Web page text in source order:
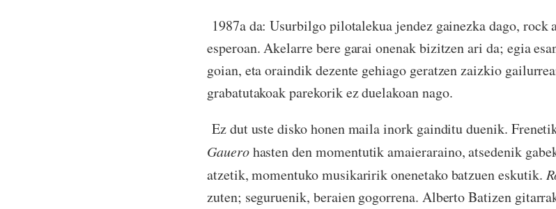
1987a da: Usurbilgo pilotalekua jendez gainezka dago, rock
esperoan. Akelarre bere garai onenak bizitzen ari da; egia
goian, eta oraindik dezente gehiago geratzen zaizkio
grabatutakoak parekorik ez duelakoan nago.
Ez dut uste disko honen maila inork gainditu duenik.
Gauerohasten den momentutik amaieraraino, atsedenik
atzetik, momentuko musikaririk onenetako batzuen eskutik.
zuten; seguruenik, beraien gogorrena. Alberto Batizen